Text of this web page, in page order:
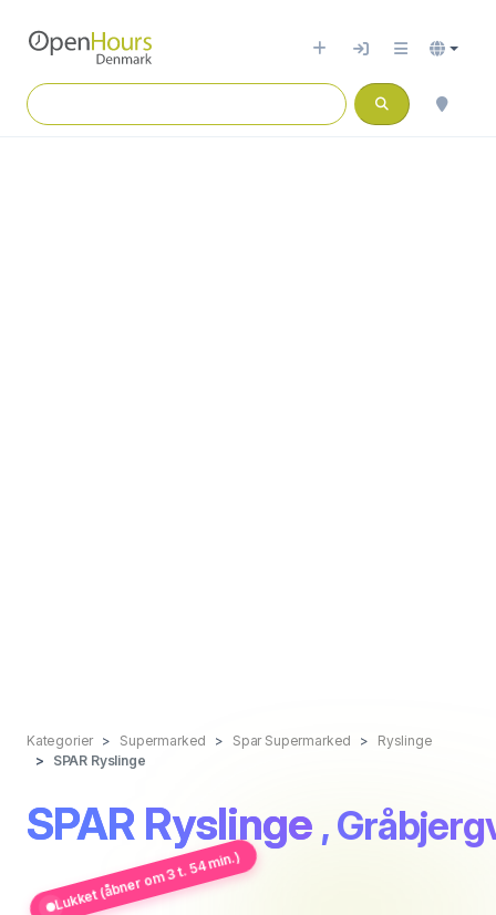
Kategorier Supermarked Spar Supermarked
Ryslinge
SPAR Ryslinge
SPAR Ryslinge ,
Lukket (åbner om 3 t. 54 min.)